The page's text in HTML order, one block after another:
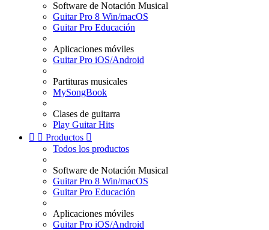
Software de Notación Musical
Guitar Pro 8 Win/macOS
Guitar Pro Educación
Aplicaciones móviles
Guitar Pro iOS/Android
Partituras musicales
MySongBook
Clases de guitarra
Play Guitar Hits
  Productos 
Todos los productos
Software de Notación Musical
Guitar Pro 8 Win/macOS
Guitar Pro Educación
Aplicaciones móviles
Guitar Pro iOS/Android